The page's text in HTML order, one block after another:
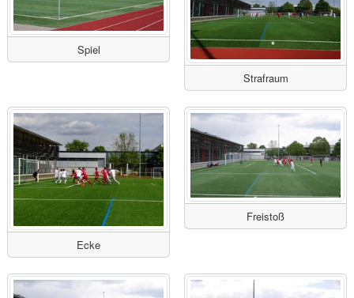
Spiel
Strafraum
Ecke
Freistoß